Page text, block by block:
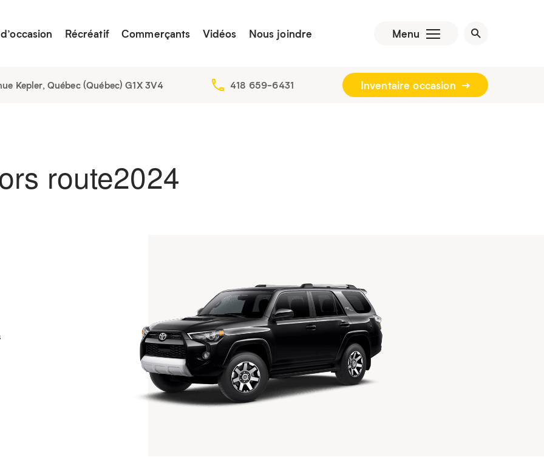
Récréatif Commerçants Vidéos Nous joindre Menu
Kepler, Québec (Québec) G1X 3V4 418 659-6431 Inventaire occasion
route2024